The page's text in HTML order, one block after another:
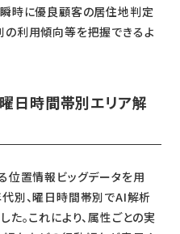
瞬時に優良顧客の居住地判定
の利用傾向等を把握できるよ
日時間帯別エリア解
位置情報ビッグデータを用
別、曜日時間帯別でAI解析
た。これにより、属性ごとの実